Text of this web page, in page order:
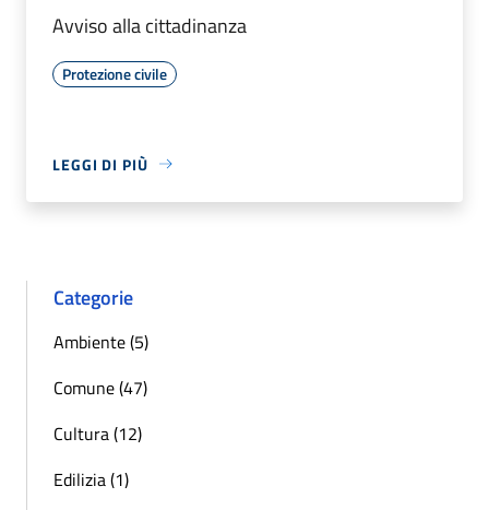
Avviso alla cittadinanza
Protezione civile
LEGGI DI PIÙ
Categorie
Ambiente (5)
Comune (47)
Cultura (12)
Edilizia (1)